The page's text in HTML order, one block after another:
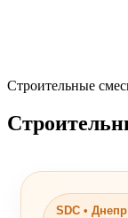
Строительные
SDC •